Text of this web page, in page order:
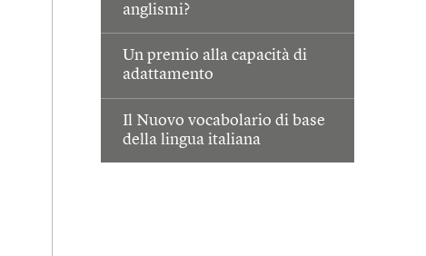
anglismi?
Un premio alla capacità di
adattamento
Il Nuovo vocabolario di base
della lingua italiana